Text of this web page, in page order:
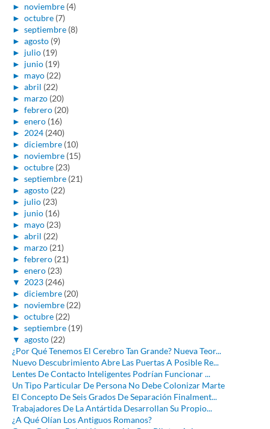
► noviembre (4)
► octubre (7)
► septiembre (8)
► agosto (9)
► julio (19)
► junio (19)
► mayo (22)
► abril (22)
► marzo (20)
► febrero (20)
► enero (16)
► 2024 (240)
► diciembre (10)
► noviembre (15)
► octubre (23)
► septiembre (21)
► agosto (22)
► julio (23)
► junio (16)
► mayo (23)
► abril (22)
► marzo (21)
► febrero (21)
► enero (23)
▼ 2023 (246)
► diciembre (20)
► noviembre (22)
► octubre (22)
► septiembre (19)
▼ agosto (22)
¿Por Qué Tenemos El Cerebro Tan Grande? Nueva Teor...
Nuevo Descubrimiento Abre Las Puertas A Posible Re...
Lentes De Contacto Inteligentes Podrían Funcionar ...
Un Tipo Particular De Persona No Debe Colonizar Marte
El Concepto De Seis Grados De Separación Finalment...
Trabajadores De La Antártida Desarrollan Su Propio...
¿A Qué Olían Los Antiguos Romanos?